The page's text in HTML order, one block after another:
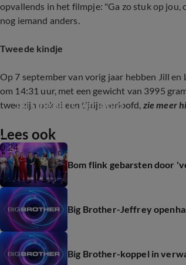
opvallends in het filmpje: "Ga zo stuk op
nog iemand anders.
Tweede kindje
Op 7 september van vorig jaar hebben Jill en
om 14:31 uur, met een gewicht van 3995
twee zijn ook al een tijdje verloofd, zie meer
0:24
Jill Goede is verloofd
Lees ook
Bom flink gebarsten door
Big Brother-Jeffrey
Big Brother-koppel in